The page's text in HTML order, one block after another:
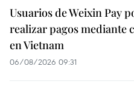
Usuarios de Weixin Pay
realizar pagos mediante
en Vietnam
06/08/2026 09:31